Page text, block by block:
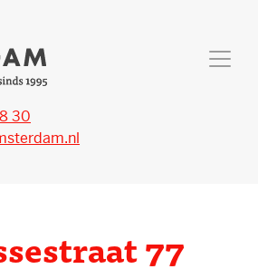
30
77